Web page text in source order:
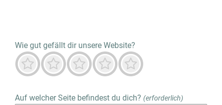
Wie gut gefällt dir unsere Website?
Herausragend
Vorwiegend gut
Neutral
Nicht gut
Furchtbar
Auf welcher Seite befindest du dich? (erforderlich)